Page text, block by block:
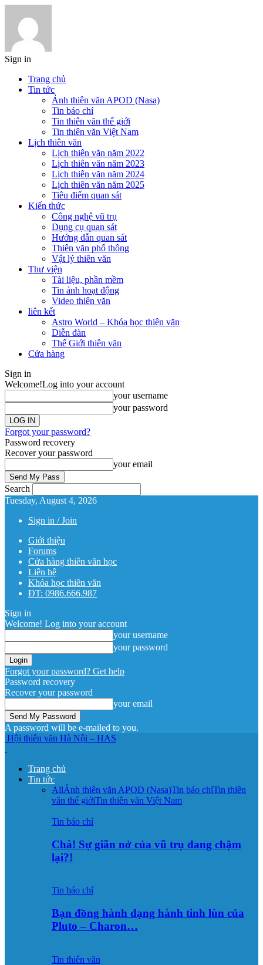
Sign in
Trang chủ
Tin tức
Ảnh thiên văn APOD (Nasa)
Tin báo chí
Tin thiên văn thế giới
Tin thiên văn Việt Nam
Lịch thiên văn
Lịch thiên văn năm 2022
Lịch thiên văn năm 2023
Lịch thiên văn năm 2024
Lịch thiên văn năm 2025
Tiêu điểm quan sát
Kiến thức
Công nghệ vũ trụ
Dụng cụ quan sát
Hướng dẫn quan sát
Thiên văn phổ thông
Vật lý thiên văn
Thư viện
Tài liệu, phần mềm
Tin ảnh hoạt động
Video thiên văn
liên kết
Astro World – Khóa học thiên văn
Diễn đàn
Thế Giới thiên văn
Cửa hàng
Sign in
Welcome!Log into your account
your username
your password
Forgot your password?
Password recovery
Recover your password
your email
Search
Tuesday, August 4, 2026
Sign in / Join
Giới thiệu
Forums
Cửa hàng thiên văn học
Liên hệ
Khóa học thiên văn
ĐT: 0986.666.987
Sign in
Welcome! Log into your account
your username
your password
Forgot your password? Get help
Password recovery
Recover your password
your email
A password will be e-mailed to you.
Hội thiên văn Hà Nội – HAS
Trang chủ
Tin tức
AllẢnh thiên văn APOD (Nasa)Tin báo chíTin thiên
văn thế giớiTin thiên văn Việt Nam
Tin báo chí
Chà! Sự giãn nở của vũ trụ đang chậm
lại?!
Tin báo chí
Bạn đồng hành dạng hành tinh lùn của
Pluto – Charon…
Tin thiên văn